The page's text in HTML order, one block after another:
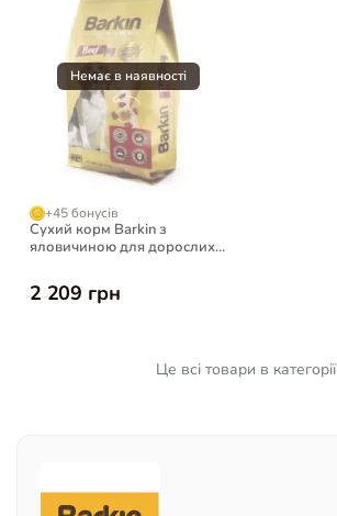
+45 бонусів
Сухий корм Barkin з
яловичиною для дорослих
2 209 грн
Це всі товари в категорії